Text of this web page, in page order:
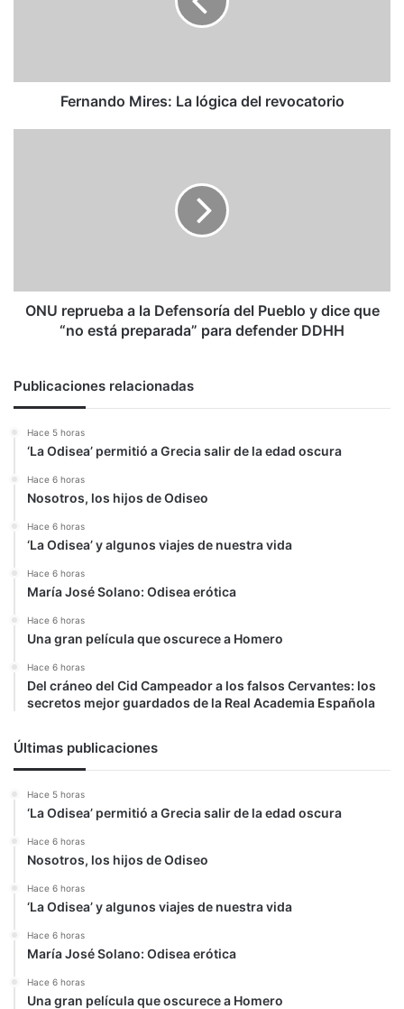
Fernando Mires: La lógica del revocatorio
dice
que
para
ONU reprueba a la Defensoría del Pueblo y dice que
“no está preparada” para defender DDHH
Publicaciones relacionadas
Hace 5 horas
‘La Odisea’ permitió a Grecia salir de la edad oscura
Hace 6 horas
Nosotros, los hijos de Odiseo
Hace 6 horas
‘La Odisea’ y algunos viajes de nuestra vida
Hace 6 horas
María José Solano: Odisea erótica
Hace 6 horas
Una gran película que oscurece a Homero
Hace 6 horas
Del cráneo del Cid Campeador a los falsos Cervantes: los
secretos mejor guardados de la Real Academia Española
Últimas publicaciones
Hace 5 horas
‘La Odisea’ permitió a Grecia salir de la edad oscura
Hace 6 horas
Nosotros, los hijos de Odiseo
Hace 6 horas
‘La Odisea’ y algunos viajes de nuestra vida
Hace 6 horas
María José Solano: Odisea erótica
Hace 6 horas
Una gran película que oscurece a Homero